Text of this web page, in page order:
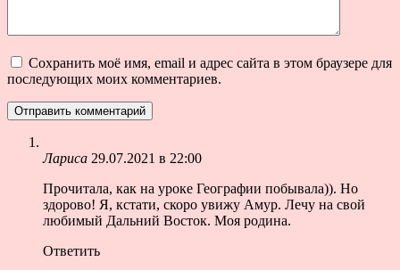
Сохранить моё имя, email и адрес сайта в этом браузере для
последующих моих комментариев.
Лариса 29.07.2021 в 22:00
Прочитала, как на уроке Географии побывала)). Но
здорово! Я, кстати, скоро увижу Амур. Лечу на свой
любимый Дальний Восток. Моя родина.
Ответить